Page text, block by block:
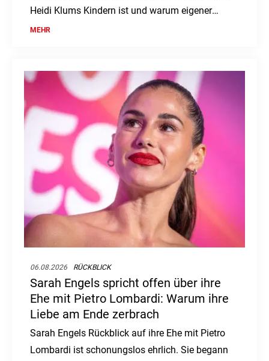
Heidi Klums Kindern ist und warum eigener
Nachwuchs kein Thema ist.
MEHR
06.08.2026 RÜCKBLICK
Sarah Engels spricht offen über ihre
Ehe mit Pietro Lombardi: Warum ihre
Liebe am Ende zerbrach
Sarah Engels Rückblick auf ihre Ehe mit Pietro
Lombardi ist schonungslos ehrlich. Sie begann